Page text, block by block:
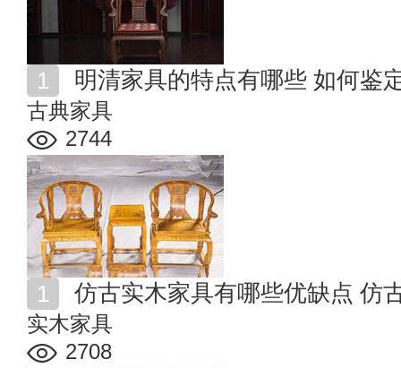
明清家具的特点有哪些 如何鉴
古典家具
2744
仿古实木家具有哪些优缺点 仿
实木家具
2708